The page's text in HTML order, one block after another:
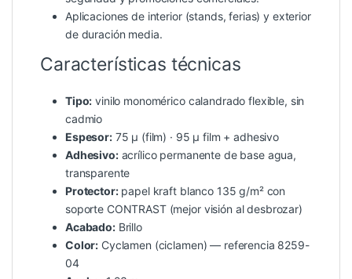
Aplicaciones de interior (stands, ferias) y exterior
de duración media.
Características técnicas
Tipo: vinilo monomérico calandrado flexible, sin
cadmio
Espesor:75 µ (film) · 95 µ film + adhesivo
Adhesivo:acrílico permanente de base agua,
transparente
Protector:papel kraft blanco 135 g/m² con
soporte CONTRAST (mejor visión al desbrozar)
Acabado:Brillo
Color: Cyclamen (ciclamen) — referencia 8259-
04